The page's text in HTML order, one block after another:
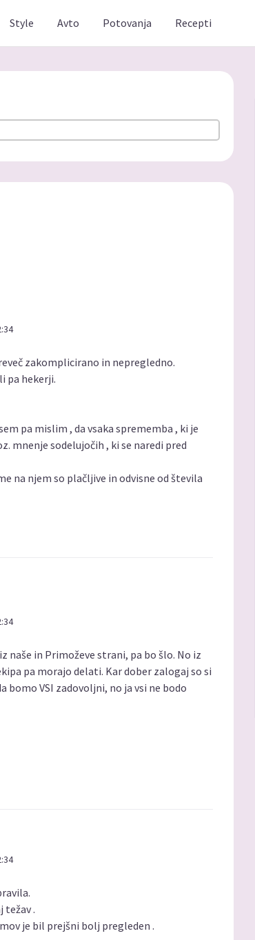
Style Avto Potovanja Recepti
zakomplicirano in nepregledno.
pa hekerji.
pa mislim , da vsaka sprememba , ki je
mnenje sodelujočih , ki se naredi pred
na njem so plačljive in odvisne od števila
in Primoževe strani, pa bo šlo. No iz
pa morajo delati. Kar dober zalogaj so si
bomo VSI zadovoljni, no ja vsi ne bodo
težav .
je bil prejšni bolj pregleden .